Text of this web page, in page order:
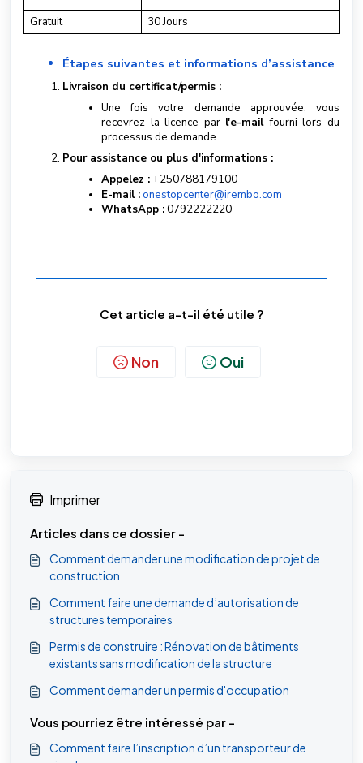
Gratuit 30 Jours
Étapes suivantes et informations d’assistance
Livraison du certificat/permis :
Une fois votre demande approuvée, vous
recevrez la licence par l'e-mailfourni lors du
processus de demande.
Pour assistance ou plus d'informations :
Appelez : +250788179100
E-mail :onestopcenter@irembo.com
WhatsApp :0792222220
Cet article a-t-il été utile ?
Non Oui
Imprimer
Articles dans ce dossier -
Comment demander une modification de projet de
construction
Comment faire une demande d’autorisation de
structures temporaires
Permis de construire : Rénovation de bâtiments
existants sans modification de la structure
Comment demander un permis d'occupation
Vous pourriez être intéressé par -
Comment faire l’inscription d’un transporteur de